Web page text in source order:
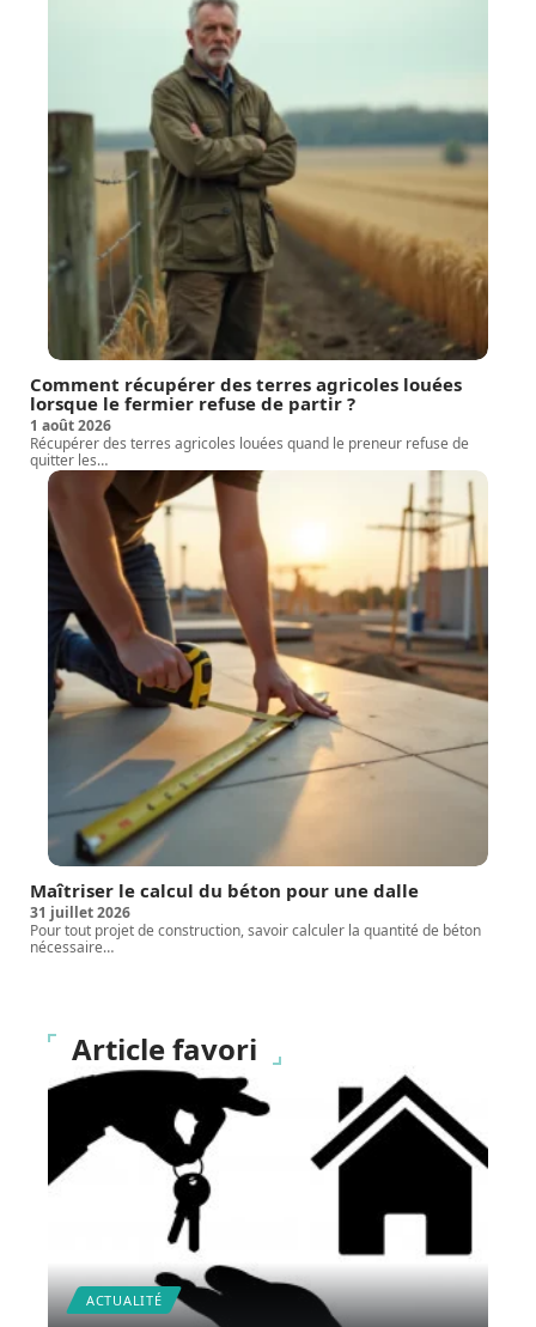
Comment récupérer des terres agricoles louées
lorsque le fermier refuse de partir ?
1 août 2026
Récupérer des terres agricoles louées quand le preneur refuse de
quitter les…
Maîtriser le calcul du béton pour une dalle
31 juillet 2026
Pour tout projet de construction, savoir calculer la quantité de béton
nécessaire…
Article favori
ACTUALITÉ